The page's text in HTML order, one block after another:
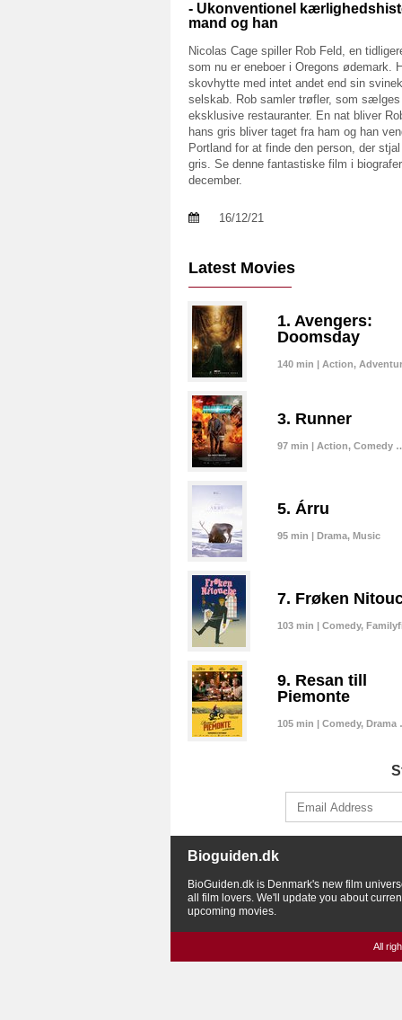
- Ukonventionel
mand og han
Nicolas Cage spiller Rob Feld, en
som nu er eneboer i Oregons ødemark.
skovhytte med intet andet end sin
selskab. Rob samler trøfler, som
eksklusive restauranter. En nat bliver
hans gris bliver taget fra ham og han
Portland for at finde den person, der
gris. Se denne fantastiske film i
december.
16/12/21
Latest Movies
1. Avengers:
Doomsday
140 min | Action,
3. Runner
97 min | Action, Comedy
5. Árru
95 min | Drama, Music
7. Frøken
103 min | Comedy,
9. Resan till
Piemonte
105 min | Comedy, Drama
Bioguiden.dk
BioGuiden.dk is Denmark's new film
all film lovers. We'll update you about
upcoming movies.
All